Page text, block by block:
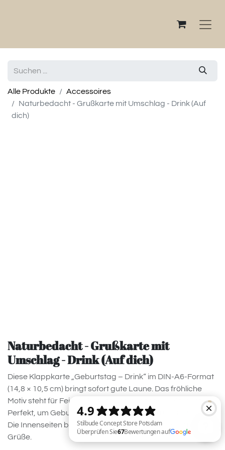
Alle Produkte
Accessoires
Naturbedacht - Grußkarte mit Umschlag - Drink (Auf
dich)
Naturbedacht - Grußkarte mit
Umschlag - Drink (Auf dich)
Diese Klappkarte „Geburtstag – Drink“ im DIN-A6-Format
(14,8 × 10,5 cm) bringt sofort gute Laune. Das fröhliche
Motiv steht für Feiern, Genuss und besondere Momente.
Perfekt, um Geburtstagswünsche stilvoll zu übermitteln.
Die Innenseiten bieten ausreichend Platz für persönliche
Grüße.